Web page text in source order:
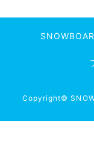
Copyright©